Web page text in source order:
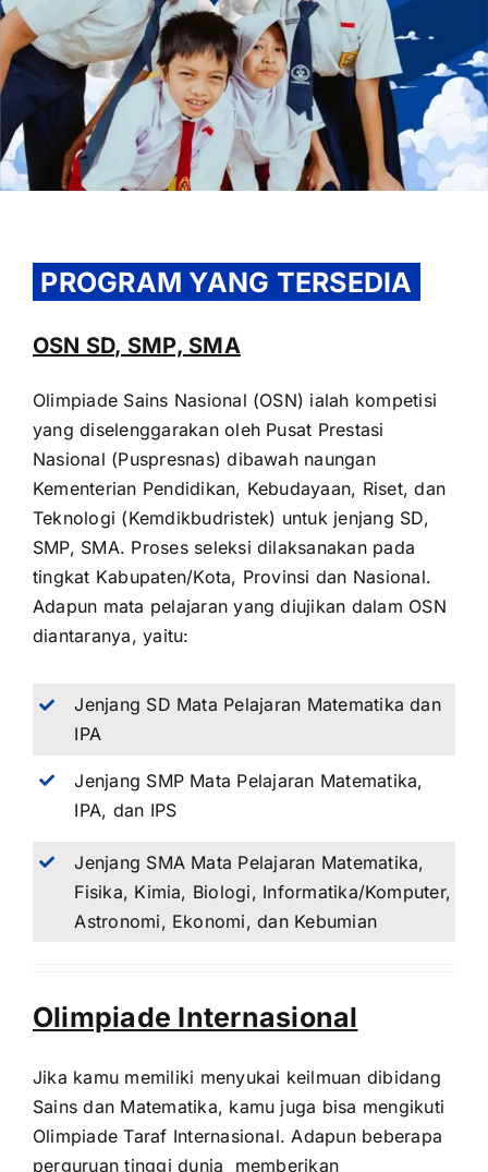
OUR PROGRAM
REGISTRATION
CONTACT US
PROGRAM YANG TERSEDIA
OSN SD, SMP, SMA
Olimpiade Sains Nasional (OSN) ialah kompetisi
yang diselenggarakan oleh Pusat Prestasi
Nasional (Puspresnas) dibawah naungan
Kementerian Pendidikan, Kebudayaan, Riset, dan
Teknologi (Kemdikbudristek) untuk jenjang SD,
SMP, SMA. Proses seleksi dilaksanakan pada
tingkat Kabupaten/Kota, Provinsi dan Nasional.
Adapun mata pelajaran yang diujikan dalam OSN
diantaranya, yaitu:
Jenjang SD Mata Pelajaran Matematika dan
IPA
Jenjang SMP Mata Pelajaran Matematika,
IPA, dan IPS
Jenjang SMA Mata Pelajaran Matematika,
Fisika, Kimia, Biologi, Informatika/Komputer,
Astronomi, Ekonomi, dan Kebumian
Olimpiade Internasional
Jika kamu memiliki menyukai keilmuan dibidang
Sains dan Matematika, kamu juga bisa mengikuti
Olimpiade Taraf Internasional. Adapun beberapa
perguruan tinggi dunia memberikan